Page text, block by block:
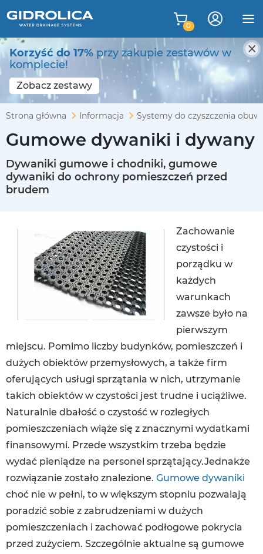
Korzyść do 17% przy zakupie zestawów w
komplecie!
Zobacz zestawy
0
Strona główna Informacja Systemy do czyszczenia
Gumowe dywaniki i dywany
Dywaniki gumowe i chodniki, gumowe
dywaniki do ochrony pomieszczeń przed
brudem
Zachowanie
czystości i
porządku w
każdych
warunkach
zawsze było na
pierwszym
miejscu. Pomimo liczby budynków, pomieszczeń i
dużych obiektów przemysłowych, a także firm
oferujących usługi sprzątania w nich, utrzymanie
takich obiektów w czystości jest trudne i uciążliwe.
Naturalnie dbałość o czystość w rozległych
pomieszczeniach wiąże się z znacznymi wydatkami
finansowymi. Przede wszystkim trzeba będzie
wydać pieniądze na personel sprzątający.Jednakże
rozwiązanie zostało znalezione. Gumowe dywaniki
choć nie w pełni, to w większym stopniu pozwalają
poradzić sobie z zabrudzeniami w dużych
pomieszczeniach i zachować podłogowe pokrycia
przed zużyciem. Szczególnie aktualne są gumowe